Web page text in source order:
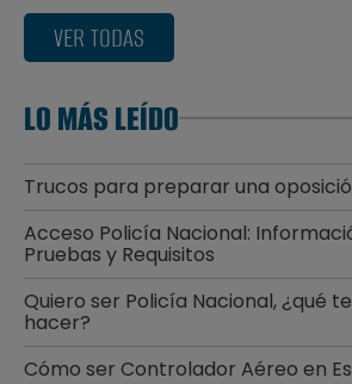
VER TODAS
LO MÁS LEÍDO
Trucos para preparar una
Acceso Policía Nacional:
Pruebas y Requisitos
Quiero ser Policía Nacional, ¿qué
hacer?
Cómo ser Controlador Aéreo en